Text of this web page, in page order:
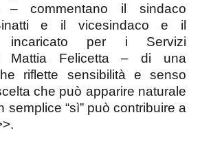
– commentano il sindaco
e il vicesindaco e il
incaricato per i Servizi
Mattia Felicetta – di una
riflette sensibilità e senso
che può apparire naturale
semplice “sì” può contribuire a